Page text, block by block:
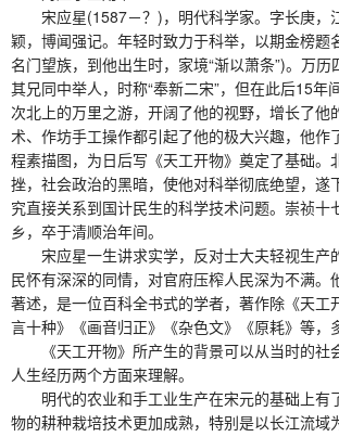
宋应星(1587－？)，明代科学家。字长庚，
颖，博闻强记。年轻时致力于科举，以期金榜题
名门望族，到他出生时，家境“渐以萧条”)。万
其兄同中举人，时称“奉新二宋”，但在此后15年
次北上的万里之游，开阔了他的视野，增长了他
术、作坊手工操作都引起了他的极大兴趣，他作
程素描图，为日后写《天工开物》奠定了基础。
挫，社会政治的黑暗，使他对科举彻底绝望，遂
究直接关系到国计民生的科学技术问题。崇祯十
乡，卒于清顺治年间。
宋应星一生讲求实学，反对士大夫轻视生产
民怀有深深的同情，对官府压榨人民深为不满。
著述，是一位百科全书式的学者，著作除《天工
言十种》《画音归正》《杂色文》《原耗》等，
《天工开物》所产生的背景可以从当时的社
人生经历两个方面来理解。
明代的农业和手工业生产在宋元的基础上有
物的耕种栽培技术更加成熟，特别是以长江流域